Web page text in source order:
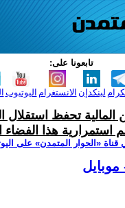
تابعونا على:
اليوتيوب الانستغرام لينكدإن
المالية تحفظ استقلال
هذا الفضاء
‫«الحوار المتمدن» على
موبايل